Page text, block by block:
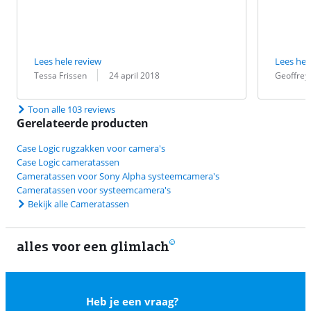
Lees hele review
Beoordeling door:
Tessa Frissen
Datum: 24 april 2018
Lees
Geoffrey
Datum:
Toon alle 103 reviews
Gerelateerde producten
Case Logic rugzakken voor camera's
Case Logic cameratassen
Cameratassen voor Sony Alpha systeemcamera's
Cameratassen voor systeemcamera's
Bekijk alle Cameratassen
alles voor een glimlach
Heb je een vraag?